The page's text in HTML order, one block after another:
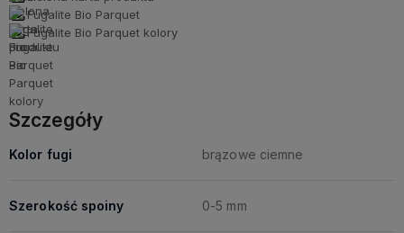
Fugalite Bio Parquet
Fugalite Bio Parquet kolory
Szczegóły
Kolor fugi brązowe ciemne
Szerokość spoiny 0-5 mm